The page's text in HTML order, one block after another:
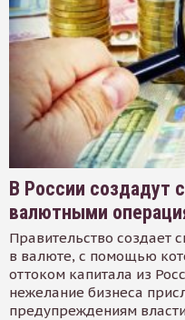
В России создадут
валютными
Правительство создает
в валюте, с помощью
оттоком капитала из
нежелание бизнеса
предупреждениям